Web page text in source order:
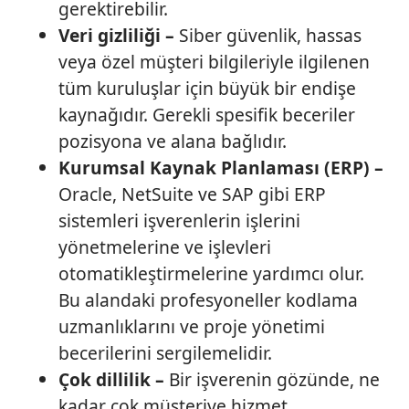
gerektirebilir.
Veri gizliliği – Siber güvenlik, hassas
veya özel müşteri bilgileriyle ilgilenen
tüm kuruluşlar için büyük bir endişe
kaynağıdır. Gerekli spesifik beceriler
pozisyona ve alana bağlıdır.
Kurumsal Kaynak Planlaması (ERP) –
Oracle, NetSuite ve SAP gibi ERP
sistemleri işverenlerin işlerini
yönetmelerine ve işlevleri
otomatikleştirmelerine yardımcı olur.
Bu alandaki profesyoneller kodlama
uzmanlıklarını ve proje yönetimi
becerilerini sergilemelidir.
Çok dillilik – Bir işverenin gözünde, ne